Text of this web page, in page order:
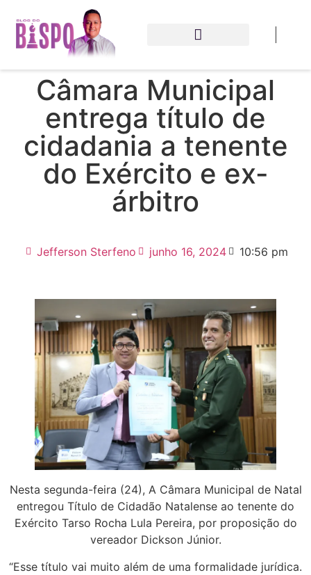
Câmara Municipal
entrega título de
cidadania a tenente
do Exército e ex-
árbitro
Jefferson Sterfeno junho 16, 2024 10:56 pm
Nesta segunda-feira (24), A Câmara Municipal de Natal
entregou Título de Cidadão Natalense ao tenente do
Exército Tarso Rocha Lula Pereira, por proposição do
vereador Dickson Júnior.
“Esse título vai muito além de uma formalidade jurídica.